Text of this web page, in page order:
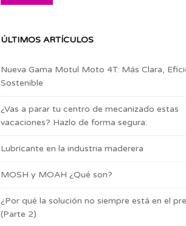
ÚLTIMOS ARTÍCULOS
Nueva Gama Motul Moto 4T: Más Clara,
Sostenible
¿Vas a parar tu centro de mecanizado estas
vacaciones? Hazlo de forma segura:
Lubricante en la industria maderera
MOSH y MOAH ¿Qué son?
¿Por qué la solución no siempre está en el
(Parte 2)